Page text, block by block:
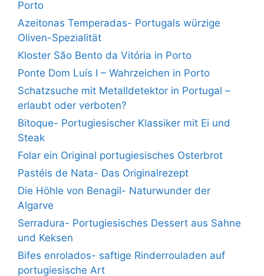
Porto
Azeitonas Temperadas- Portugals würzige
Oliven-Spezialität
Kloster São Bento da Vitória in Porto
Ponte Dom Luís I – Wahrzeichen in Porto
Schatzsuche mit Metalldetektor in Portugal –
erlaubt oder verboten?
Bitoque- Portugiesischer Klassiker mit Ei und
Steak
Folar ein Original portugiesisches Osterbrot
Pastéis de Nata- Das Originalrezept
Die Höhle von Benagil- Naturwunder der
Algarve
Serradura- Portugiesisches Dessert aus Sahne
und Keksen
Bifes enrolados- saftige Rinderrouladen auf
portugiesische Art